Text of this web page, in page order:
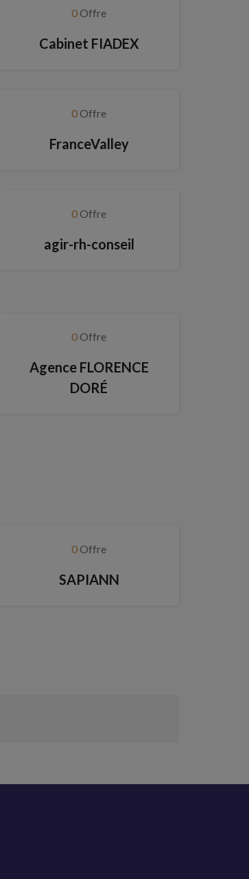
0 Offre
Cabinet FIADEX
0 Offre
FranceValley
0 Offre
agir-rh-conseil
0 Offre
Agence FLORENCE
DORÉ
0 Offre
SAPIANN